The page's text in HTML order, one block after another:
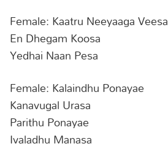
Female: Kaatru Neeyaaga Veesa
En Dhegam Koosa
Yedhai Naan Pesa
Female: Kalaindhu Ponayae
Kanavugal Urasa
Parithu Ponayae
Ivaladhu Manasa